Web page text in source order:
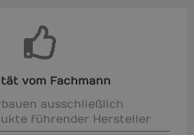
vom Fachmann
ausschließlich
führender Hersteller